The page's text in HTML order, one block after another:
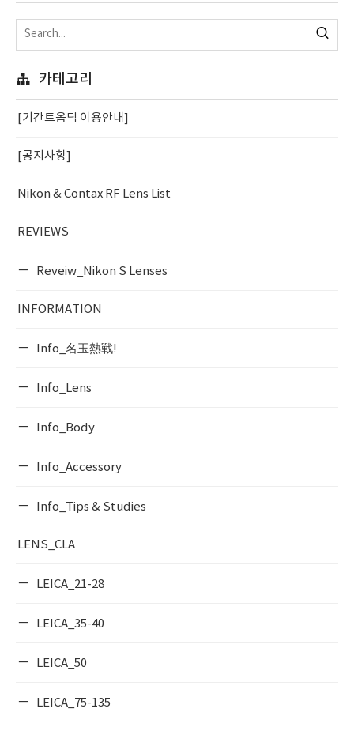
카테고리
[기간트옵틱 이용안내]
[공지사항]
Nikon & Contax RF Lens List
REVIEWS
Reveiw_Nikon S Lenses
INFORMATION
Info_名玉熱戰!
Info_Lens
Info_Body
Info_Accessory
Info_Tips & Studies
LENS_CLA
LEICA_21-28
LEICA_35-40
LEICA_50
LEICA_75-135